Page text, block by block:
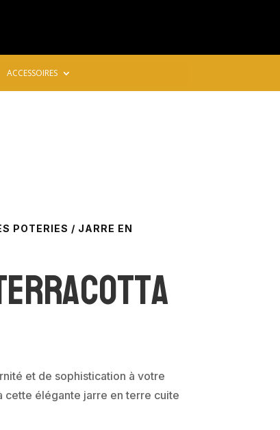
ACCESSOIRES
POTERIES / JARRE EN
et de sophistication à votre
élégante jarre en terre cuite